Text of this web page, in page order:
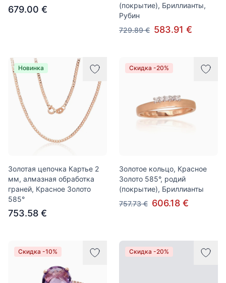
679.00 €
(покрытие), Бриллианты,
Рубин
729.89 € 583.91 €
Новинка
Золотая цепочка Картье 2
мм, алмазная обработка
граней, Красное Золото
585°
753.58 €
Скидка -20%
Золотое кольцо, Красное
Золото 585°, родий
(покрытие), Бриллианты
757.73 € 606.18 €
Скидка -10% Скидка -20%